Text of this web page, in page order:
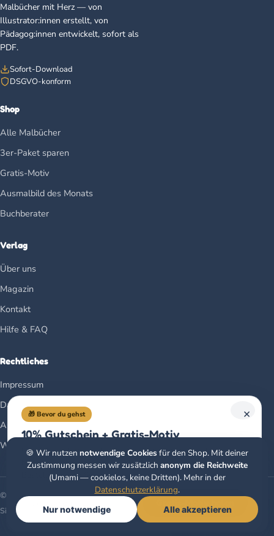
Malbücher mit Herz — von
Illustrator:innen erstellt, von
Pädagog:innen entwickelt, sofort als
PDF.
Sofort-Download
DSGVO-konform
Shop
Alle Malbücher
3er-Paket sparen
Gratis-Motiv
Ausmalbild des Monats
Buchberater
Verlag
Über uns
Magazin
Kontakt
Hilfe & FAQ
Rechtliches
Impressum
Datenschutz
AGB
Widerrufsbelehrung
© 2026 Christoph Alexander Verlag e.U. · Klagenfurt, Österreich
Sicher bezahlen mit
×
🎁 Bevor du gehst
10% Gutschein + Gratis-Motiv
Unser Newsletter: jeden Monat ein Gratis-Ausmalbild,
Neues aus dem Verlag & ein 10%-Gutschein auf deine erste
Bestellung. Kein Spam.
🧭 Buchberater
🍪 Wir nutzen notwendige Cookies für den Shop. Mit deiner
Zustimmung messen wir zusätzlich anonym die Reichweite
(Umami — cookielos, keine Dritten). Mehr in der
Datenschutzerklärung.
Nur notwendige Alle akzeptieren